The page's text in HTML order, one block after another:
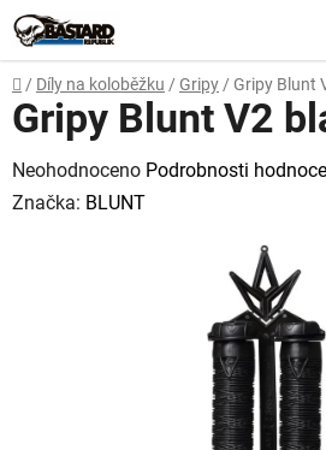
Přejít
na
obsah
Domů
/ Díly na koloběžku / Gripy / Gripy Blunt
Gripy Blunt V2
Průměrné
hodnocení
Neohodnoceno Podrobnosti
Značka: BLUNT